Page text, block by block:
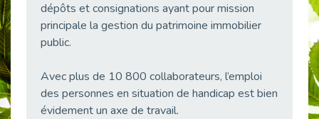
Handicap et emploi : une matinée pour briser les tabous
Publié le 21/05/2026
Fibromyalgie : Quand la douleur invisible s’invite au bureau
Publié le 12/05/2026
dépôts et consignations ayant pour mission
principale la gestion du patrimoine immobilier
public.
Avec plus de 10 800 collaborateurs, l’emploi
des personnes en situation de handicap est bien
évidement un axe de travail.